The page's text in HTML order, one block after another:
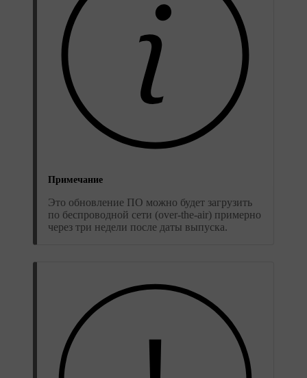
Примечание
Это обновление ПО можно будет загрузить
по беспроводной сети (over-the-air) примерно
через три недели после даты выпуска.